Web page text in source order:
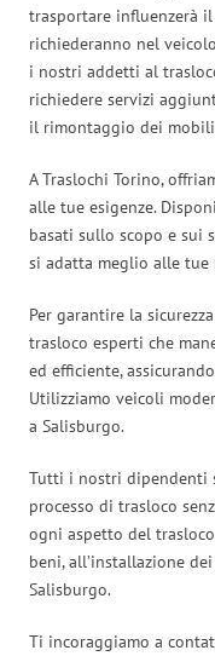
trasportare influenzerà
richiederanno nel
i nostri addetti al
richiedere servizi
il rimontaggio dei
A Traslochi Torino,
alle tue esigenze.
basati sullo scopo e sui
si adatta meglio alle tue
Per garantire la
trasloco esperti che
ed efficiente,
Utilizziamo veicoli
a Salisburgo.
Tutti i nostri dipendenti
processo di trasloco
ogni aspetto del
beni, all’installazione
Salisburgo.
Ti incoraggiamo a